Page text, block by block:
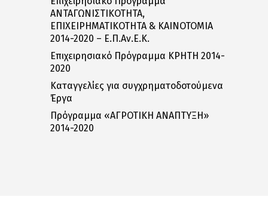
ΑΝΤΑΓΩΝΙΣΤΙΚΟΤΗΤΑ,
ΕΠΙΧΕΙΡΗΜΑΤΙΚΟΤΗΤΑ & ΚΑΙΝΟΤΟΜΙΑ
2014-2020 – Ε.Π.Αν.Ε.Κ.
Επιχειρησιακό Πρόγραμμα ΚΡΗΤΗ 2014-
2020
Καταγγελίες για συγχρηματοδοτούμενα
Έργα
Πρόγραμμα «ΑΓΡΟΤΙΚΗ ΑΝΑΠΤΥΞΗ»
2014-2020